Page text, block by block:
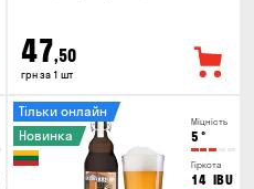
47,50
грн за 1 шт
Міцність
5 °
Гіркота
14 IBU
Тільки онлайн
Новинка